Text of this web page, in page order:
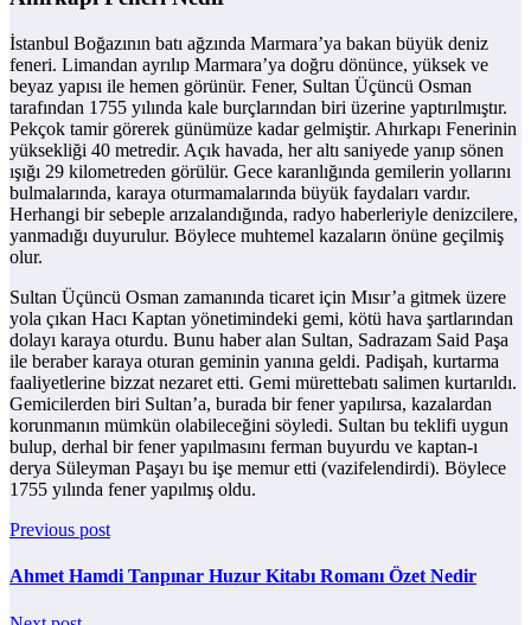
İstanbul Boğazının batı ağzında Marmara’ya bakan büyük deniz
feneri. Limandan ayrılıp Marmara’ya doğru dönünce, yüksek ve
beyaz yapısı ile hemen görünür. Fener, Sultan Üçüncü Osman
tarafından 1755 yılında kale burçlarından biri üzerine yaptırılmıştır.
Pekçok tamir görerek günümüze kadar gelmiştir. Ahırkapı Fenerinin
yüksekliği 40 metredir. Açık havada, her altı saniyede yanıp sönen
ışığı 29 kilometreden görülür. Gece karanlığında gemilerin yollarını
bulmalarında, karaya oturmamalarında büyük faydaları vardır.
Herhangi bir sebeple arızalandığında, radyo haberleriyle denizcilere,
yanmadığı duyurulur. Böylece muhtemel kazaların önüne geçilmiş
olur.
Sultan Üçüncü Osman zamanında ticaret için Mısır’a gitmek üzere
yola çıkan Hacı Kaptan yönetimindeki gemi, kötü hava şartlarından
dolayı karaya oturdu. Bunu haber alan Sultan, Sadrazam Said Paşa
ile beraber karaya oturan geminin yanına geldi. Padişah, kurtarma
faaliyetlerine bizzat nezaret etti. Gemi mürettebatı salimen kurtarıldı.
Gemicilerden biri Sultan’a, burada bir fener yapılırsa, kazalardan
korunmanın mümkün olabileceğini söyledi. Sultan bu teklifi uygun
bulup, derhal bir fener yapılmasını ferman buyurdu ve kaptan-ı
derya Süleyman Paşayı bu işe memur etti (vazifelendirdi). Böylece
1755 yılında fener yapılmış oldu.
Previous post
Ahmet Hamdi Tanpınar Huzur Kitabı Romanı Özet Nedir